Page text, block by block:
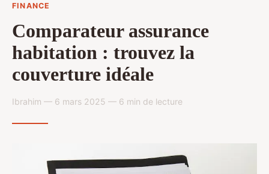
FINANCE
Comparateur assurance
habitation : trouvez la
couverture idéale
Ibrahim — 6 mars 2025 — 6 min de lecture